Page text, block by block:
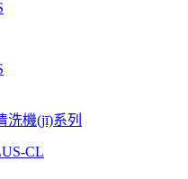
洗機(jī)系列